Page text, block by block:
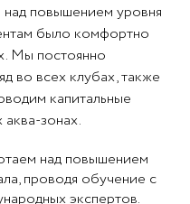
повышением уровня
было комфортно
Мы постоянно
во всех клубах, также
капитальные
зонах.
над повышением
проводя обучение с
экспертов.